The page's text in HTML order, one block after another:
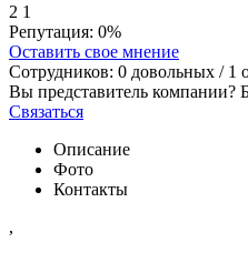
2 1
Репутация: 0%
Оставить свое мнение
Сотрудников: 0 довольных / 1
Вы представитель компании?
Связаться
Описание
Фото
Контакты
,